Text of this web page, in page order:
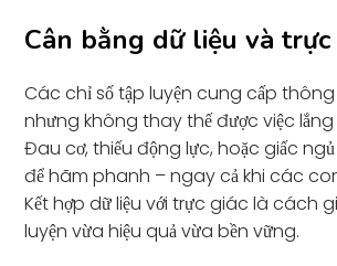
Cân bằng dữ liệu và trực
Các chỉ số tập luyện cung cấp
nhưng không thay thế được việc
Đau cơ, thiếu động lực, hoặc giấc
để hãm phanh – ngay cả khi các
Kết hợp dữ liệu với trực giác là cách
luyện vừa hiệu quả vừa bền vững.